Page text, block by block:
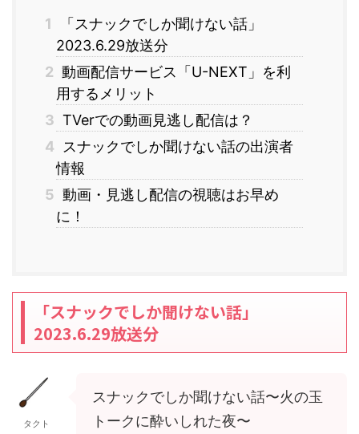
1
「スナックでしか聞けない話」
2023.6.29放送分
2 動画配信サービス「U-NEXT」を利
用するメリット
3 TVerでの動画見逃し配信は？
4
スナックでしか聞けない話の出演者
情報
5 動画・見逃し配信の視聴はお早め
に！
「スナックでしか聞けない話」
2023.6.29放送分
タクト
スナックでしか聞けない話〜火の玉
トークに酔いしれた夜〜